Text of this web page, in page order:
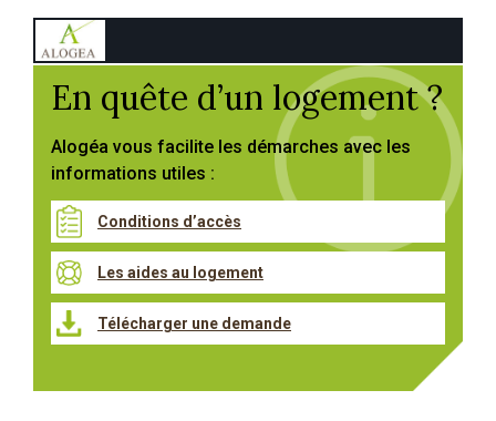
En quête d’un logement ?
Alogéa vous facilite les démarches avec les
informations utiles :
Conditions d’accès
Les aides au logement
Télécharger une demande